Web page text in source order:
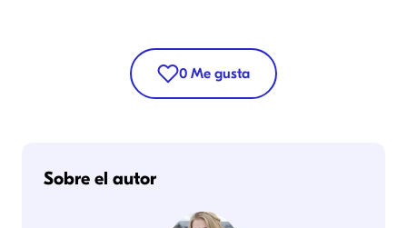
0 Me gusta
Sobre el autor